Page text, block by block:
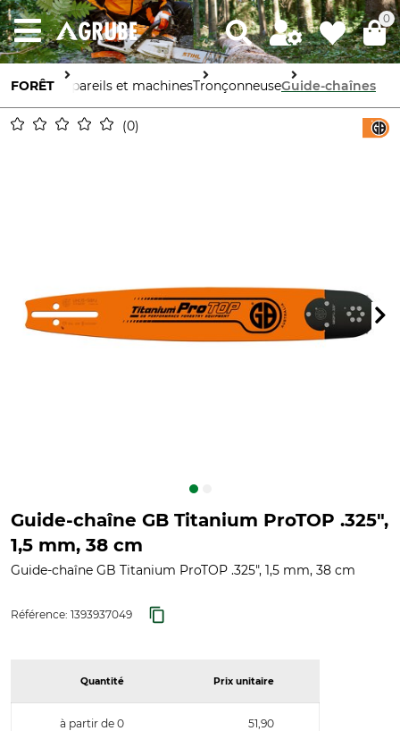
0
FORÊT Appareils et machinesTronçonneuseGuide-chaînes
0
Guide-chaîne GB Titanium ProTOP .325",
1,5 mm, 38 cm
Guide-chaîne GB Titanium ProTOP .325", 1,5 mm, 38 cm
Référence: 1393937049
Quantité Prix unitaire
à partir de 0 51,90